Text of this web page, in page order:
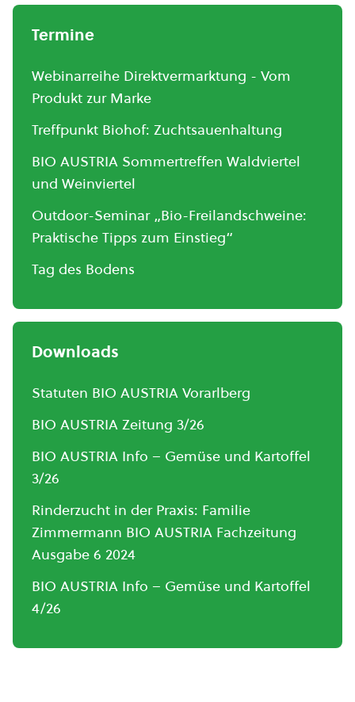
Termine
Webinarreihe Direktvermarktung - Vom
Produkt zur Marke
Treffpunkt Biohof: Zuchtsauenhaltung
BIO AUSTRIA Sommertreffen Waldviertel
und Weinviertel
Outdoor-Seminar „Bio-Freilandschweine:
Praktische Tipps zum Einstieg“
Tag des Bodens
Downloads
Statuten BIO AUSTRIA Vorarlberg
BIO AUSTRIA Zeitung 3/26
BIO AUSTRIA Info – Gemüse und Kartoffel
3/26
Rinderzucht in der Praxis: Familie
Zimmermann BIO AUSTRIA Fachzeitung
Ausgabe 6 2024
BIO AUSTRIA Info – Gemüse und Kartoffel
4/26